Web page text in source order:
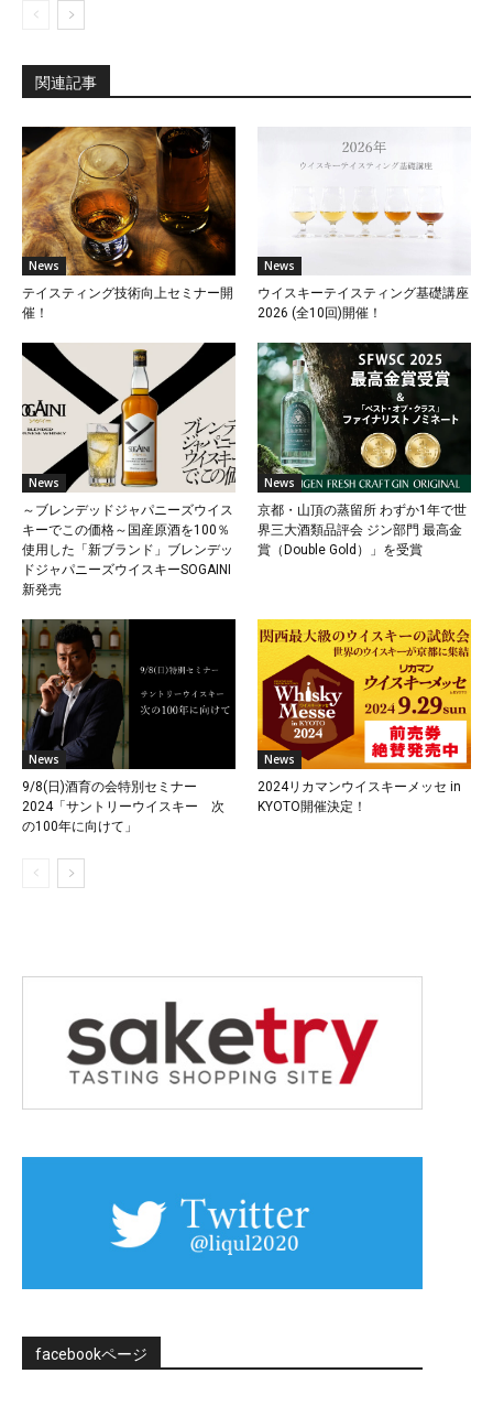
関連記事
News
テイスティング技術向上セミナー開
催！
News
ウイスキーテイスティング基礎講座
2026 (全10回)開催！
News
～ブレンデッドジャパニーズウイス
キーでこの価格～国産原酒を100％
使用した「新ブランド」ブレンデッ
ドジャパニーズウイスキーSOGAINI
新発売
News
京都・山頂の蒸留所 わずか1年で世
界三大酒類品評会 ジン部門 最高金
賞（Double Gold）」を受賞
News
9/8(日)酒育の会特別セミナー
2024「サントリーウイスキー 次
の100年に向けて」
News
2024リカマンウイスキーメッセ in
KYOTO開催決定！
facebookページ